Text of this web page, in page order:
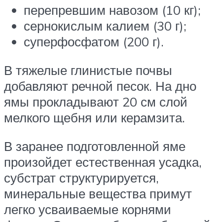
перепревшим навозом (10 кг);
сернокислым калием (30 г);
суперфосфатом (200 г).
В тяжелые глинистые почвы
добавляют речной песок. На дно
ямы прокладывают 20 см слой
мелкого щебня или керамзита.
В заранее подготовленной яме
произойдет естественная усадка,
субстрат структурируется,
минеральные вещества примут
легко усваиваемые корнями